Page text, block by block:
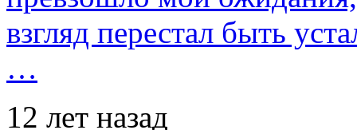
взгляд перестал быть
…
12 лет назад